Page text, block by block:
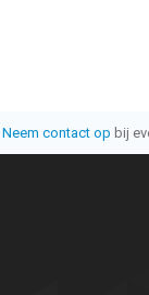
Neem contact op bij